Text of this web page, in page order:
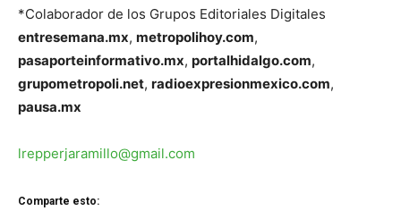
*Colaborador de los Grupos Editoriales Digitales
entresemana.mx, metropolihoy.com,
pasaporteinformativo.mx, portalhidalgo.com,
grupometropoli.net, radioexpresionmexico.com,
pausa.mx
lrepperjaramillo@gmail.com
Comparte esto: